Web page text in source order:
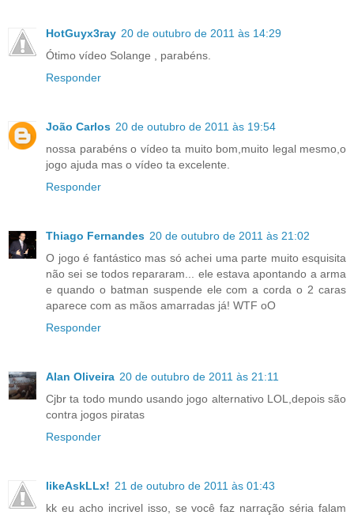
HotGuyx3ray 20 de outubro de 2011 às 14:29
Ótimo vídeo Solange , parabéns.
Responder
João Carlos 20 de outubro de 2011 às 19:54
nossa parabéns o vídeo ta muito bom,muito legal mesmo,o
jogo ajuda mas o vídeo ta excelente.
Responder
Thiago Fernandes 20 de outubro de 2011 às 21:02
O jogo é fantástico mas só achei uma parte muito esquisita
não sei se todos repararam... ele estava apontando a arma
e quando o batman suspende ele com a corda o 2 caras
aparece com as mãos amarradas já! WTF oO
Responder
Alan Oliveira 20 de outubro de 2011 às 21:11
Cjbr ta todo mundo usando jogo alternativo LOL,depois são
contra jogos piratas
Responder
likeAskLLx! 21 de outubro de 2011 às 01:43
kk eu acho incrivel isso, se você faz narração séria falam